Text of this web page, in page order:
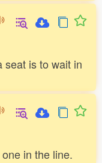
seat is to wait in
in the line.